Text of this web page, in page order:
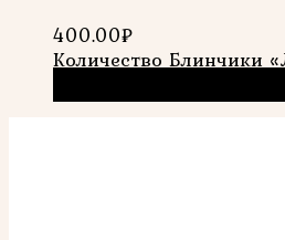
400.00₽
Количество Блинчики